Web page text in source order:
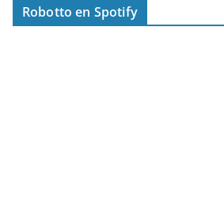
Robotto en Spotify